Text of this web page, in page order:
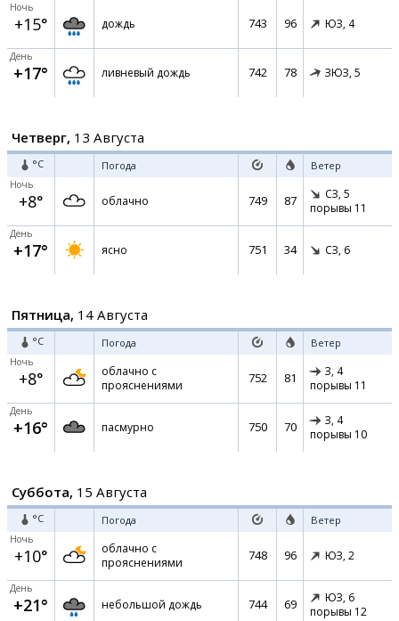
Ночь
+15° дождь 743 96 ЮЗ, 4
День
+17° ливневый дождь 742 78 ЗЮЗ, 5
Четверг, 13 Августа
°C Погода Ветер
Ночь
+8° облачно 749 87 СЗ, 5
порывы 11
День
+17° ясно 751 34 СЗ, 6
Пятница, 14 Августа
°C Погода Ветер
Ночь
+8°
облачно с
прояснениями
752 81 З, 4
порывы 11
День
+16° пасмурно 750 70 З, 4
порывы 10
Суббота, 15 Августа
°C Погода Ветер
Ночь
+10°
облачно с
прояснениями
748 96 ЮЗ, 2
День
+21° небольшой дождь 744 69 ЮЗ, 6
порывы 12